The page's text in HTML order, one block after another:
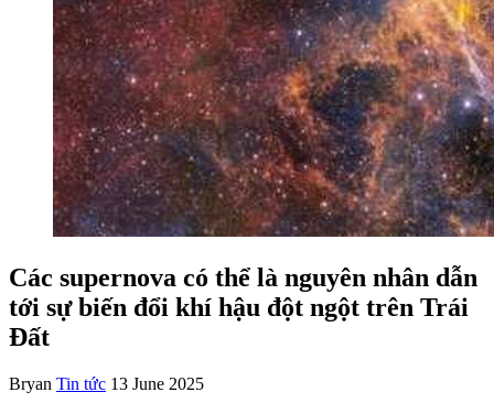
Các supernova có thể là nguyên nhân dẫn
tới sự biến đổi khí hậu đột ngột trên Trái
Đất
Bryan Tin tức 13 June 2025